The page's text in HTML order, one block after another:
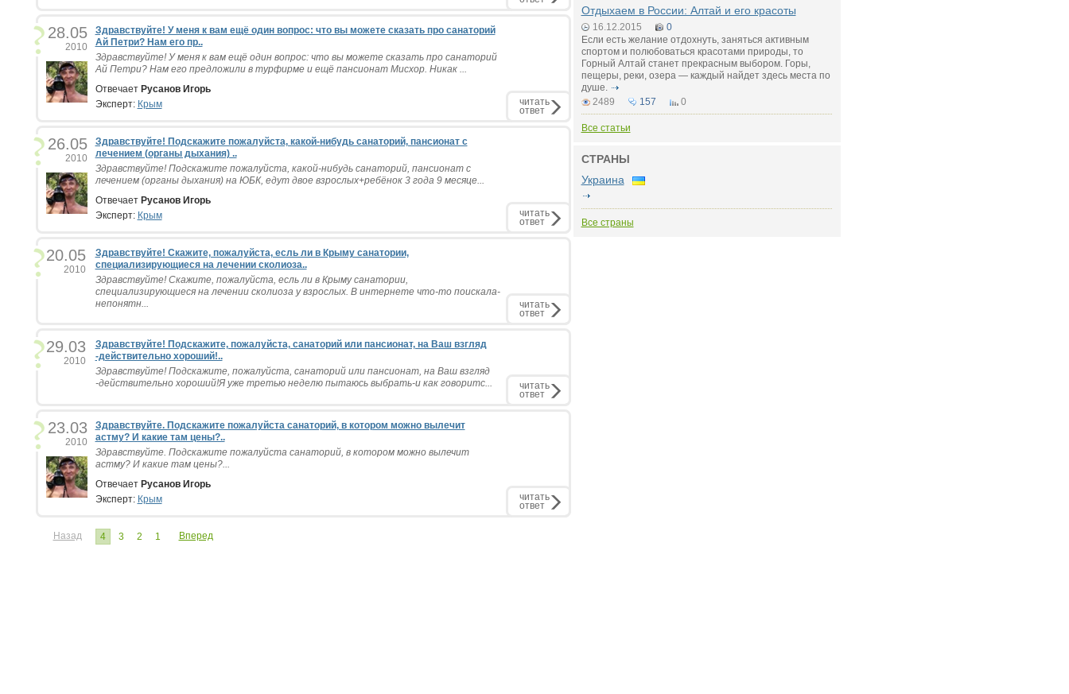
28.05
2010
Здравствуйте! У меня к вам ещё один вопрос: что вы можете сказать про санаторий
Ай Петри? Нам его пр..
Здравствуйте! У меня к вам ещё один вопрос: что вы можете сказать про санаторий
Ай Петри? Нам его предложили в турфирме и ещё пансионат Мисхор. Никак ...
Отвечает Русанов Игорь
Эксперт: Крым читать
ответ
26.05
2010
Здравствуйте! Подскажите пожалуйста, какой-нибудь санаторий, пансионат с
лечением (органы дыхания) ..
Здравствуйте! Подскажите пожалуйста, какой-нибудь санаторий, пансионат с
лечением (органы дыхания) на ЮБК, едут двое взрослых+ребёнок 3 года 9 месяце...
Отвечает Русанов Игорь
Эксперт: Крым читать
ответ
20.05
2010
Здравствуйте! Скажите, пожалуйста, есль ли в Крыму санатории,
специализирующиеся на лечении сколиоза..
Здравствуйте! Скажите, пожалуйста, есль ли в Крыму санатории,
специализирующиеся на лечении сколиоза у взрослых. В интернете что-то поискала-
непонятн...
читать
ответ
29.03
2010
Здравствуйте! Подскажите, пожалуйста, санаторий или пансионат, на Ваш взгляд
-действительно хороший!..
Здравствуйте! Подскажите, пожалуйста, санаторий или пансионат, на Ваш взгляд
-действительно хороший!Я уже третью неделю пытаюсь выбрать-и как говоритс...
читать
ответ
23.03
2010
Здравствуйте. Подскажите пожалуйста санаторий, в котором можно вылечит
астму? И какие там цены?..
Здравствуйте. Подскажите пожалуйста санаторий, в котором можно вылечит
астму? И какие там цены?...
Отвечает Русанов Игорь
Эксперт: Крым читать
ответ
Назад 4 3 2 1 Вперед
Отдыхаем в России: Алтай и его красоты
16.12.2015
0
Если есть желание отдохнуть, заняться активным
спортом и полюбоваться красотами природы, то
Горный Алтай станет прекрасным выбором. Горы,
пещеры, реки, озера — каждый найдет здесь места по
душе.
2489
157 0
Все статьи
СТРАНЫ
Украина
Все страны